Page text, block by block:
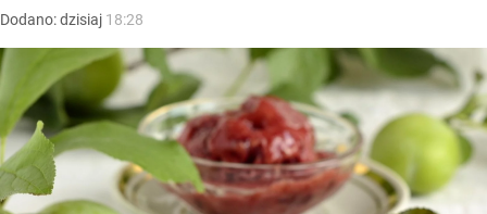
Dodano:dzisiaj 18:28